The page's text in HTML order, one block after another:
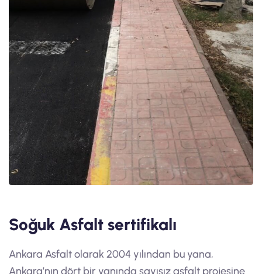
Soğuk Asfalt sertifikalı
Ankara Asfalt olarak 2004 yılından bu yana,
Ankara’nın dört bir yanında sayısız asfalt projesine